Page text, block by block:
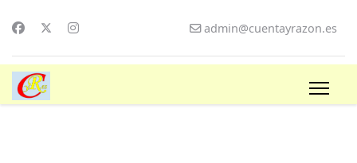
admin@cuentayrazon.es